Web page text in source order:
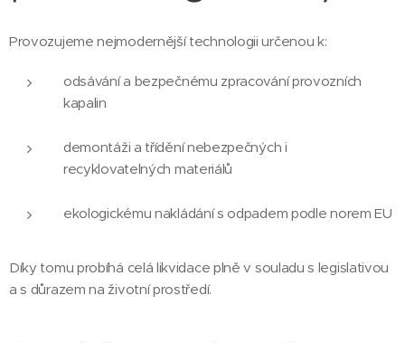
Provozujeme nejmodernější technologii určenou k:
odsávání a bezpečnému zpracování provozních
kapalin
demontáži a třídění nebezpečných i
recyklovatelných materiálů
ekologickému nakládání s odpadem podle norem EU
Díky tomu probíhá celá likvidace plně v souladu s legislativou
a s důrazem na životní prostředí.